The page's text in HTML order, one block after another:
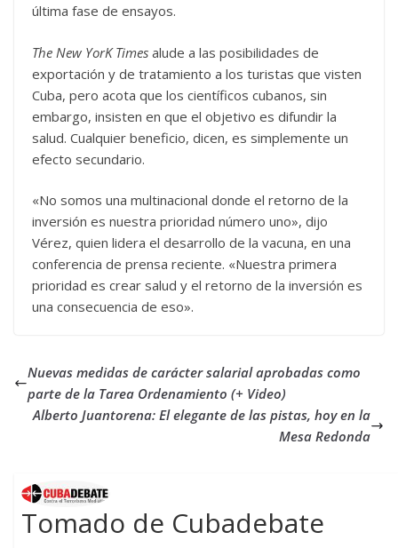
última fase de ensayos.
The New YorK Times alude a las posibilidades de
exportación y de tratamiento a los turistas que visten
Cuba, pero acota que los científicos cubanos, sin
embargo, insisten en que el objetivo es difundir la
salud. Cualquier beneficio, dicen, es simplemente un
efecto secundario.
«No somos una multinacional donde el retorno de la
inversión es nuestra prioridad número uno», dijo
Vérez, quien lidera el desarrollo de la vacuna, en una
conferencia de prensa reciente. «Nuestra primera
prioridad es crear salud y el retorno de la inversión es
una consecuencia de eso».
Nuevas medidas de carácter salarial aprobadas como
parte de la Tarea Ordenamiento (+ Video)
Alberto Juantorena: El elegante de las pistas, hoy en la
Mesa Redonda
Tomado de Cubadebate